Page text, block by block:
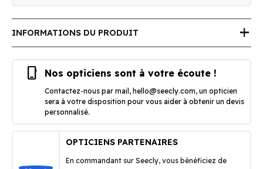
INFORMATIONS DU PRODUIT add
phone_iphone Nos opticiens sont à votre écoute !
Contactez-nous par mail, hello@seecly.com, un opticien
sera à votre disposition pour vous aider à obtenir un devis
personnalisé.
OPTICIENS PARTENAIRES
En commandant sur Seecly, vous bénéficiez de